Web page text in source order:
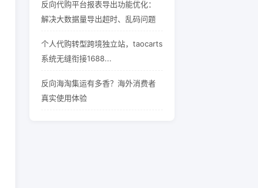
反向代购平台报表导出功能优化：
解决大数据量导出超时、乱码问题
个人代购转型跨境独立站，taocarts
系统无缝衔接1688...
反向海淘集运有多香？海外消费者
真实使用体验